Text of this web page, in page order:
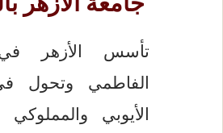
تأسس الأزهر في
الفاطمي وتحول في
الأيوبي والمملوكي إلى